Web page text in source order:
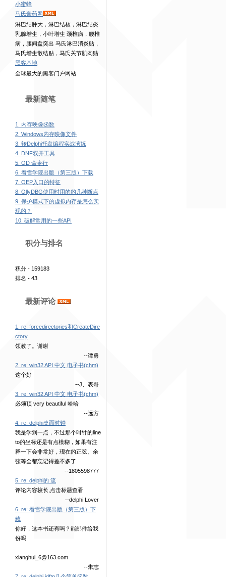
小蜜蜂
马氏膏药网
淋巴结肿大，淋巴结核，淋巴结炎
乳腺增生，小叶增生 颈椎病，腰椎
病，腰间盘突出 马氏淋巴消炎贴，
马氏增生散结贴，马氏关节肌肉贴
黑客基地
全球最大的黑客门户网站
最新随笔
1. 内存映像函数
2. Windows内存映像文件
3. 转Delphi托盘编程实战演练
4. DNF双开工具
5. OD 命令行
6. 看雪学院出版（第三版）下载
7. OEP入口的特征
8. OllyDBG使用时用的的几种断点
9. 保护模式下的虚拟内存是怎么实
现的？
10. 破解常用的一些API
积分与排名
积分 - 159183
排名 - 43
最新评论
1. re: forcedirectories和CreateDire
ctory
领教了。谢谢
--谭勇
2. re: win32 API 中文 电子书(chm)
这个好
--J、表哥
3. re: win32 API 中文 电子书(chm)
必须顶 very beautiful 哈哈
--远方
4. re: delphi桌面时钟
我是学到一点，不过那个时针的line
to的坐标还是有点模糊，如果有注
释一下会非常好，现在的正弦、余
弦等全都忘记得差不多了
--1805598777
5. re: delphi的 流
评论内容较长,点击标题查看
--delphi Lover
6. re: 看雪学院出版（第三版）下
载
你好，这本书还有吗？能邮件给我
份吗
xianghui_6@163.com
--朱志